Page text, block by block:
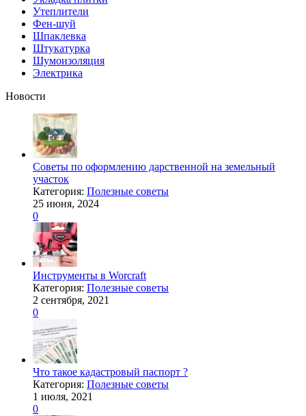
Утеплители
Фен-шуй
Шпаклевка
Штукатурка
Шумоизоляция
Электрика
Новости
Советы по оформлению дарственной на земельный
участок
Категория: Полезные советы
25 июня, 2024
0
Инструменты в Worcraft
Категория: Полезные советы
2 сентября, 2021
0
Что такое кадастровый паспорт ?
Категория: Полезные советы
1 июля, 2021
0